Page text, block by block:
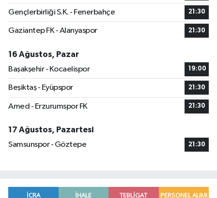
Gençlerbirliği S.K. - Fenerbahçe 21:30
Gaziantep FK - Alanyaspor 21:30
16 Ağustos, Pazar
Başakşehir - Kocaelispor
19:00
Beşiktaş - Eyüpspor 21:30
Amed - Erzurumspor FK 21:30
17 Ağustos, Pazartesi
Samsunspor - Göztepe
21:30